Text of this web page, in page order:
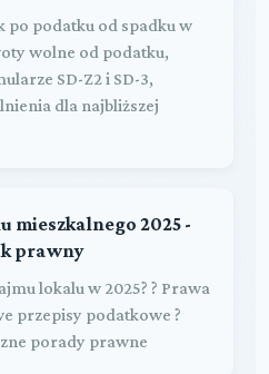
podatku od spadku w
wolne od podatku,
SD-Z2 i SD-3,
dla najbliższej
mieszkalnego 2025 -
prawny
lokalu w 2025? ? Prawa
przepisy podatkowe ?
porady prawne